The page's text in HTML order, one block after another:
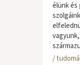
élünk
/